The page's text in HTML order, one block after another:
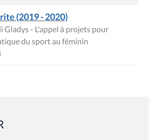
(2019 - 2020)
Gladys - L'appel à projets pour
du sport au féminin